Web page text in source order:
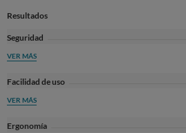
Resultados
Seguridad
VER MÁS
Facilidad de uso
VER MÁS
Ergonomía